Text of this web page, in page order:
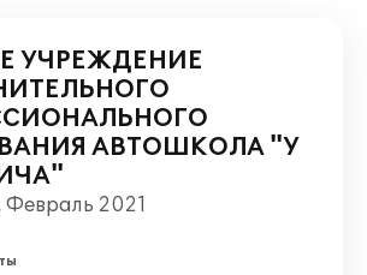
УЧРЕЖДЕНИЕ
АВТОШКОЛА "У
Февраль 2021